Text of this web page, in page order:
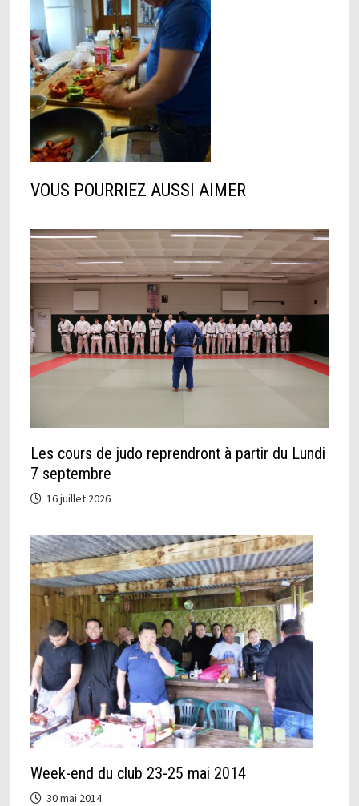
VOUS POURRIEZ AUSSI AIMER
Les cours de judo reprendront à partir du Lundi
7 septembre
16 juillet 2026
Week-end du club 23-25 mai 2014
30 mai 2014